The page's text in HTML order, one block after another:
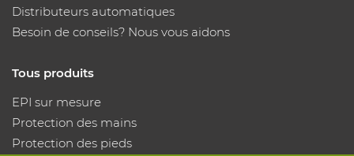
Distributeurs automatiques
Besoin de conseils? Nous vous aidons
Tous produits
EPI sur mesure
Protection des mains
Protection des pieds